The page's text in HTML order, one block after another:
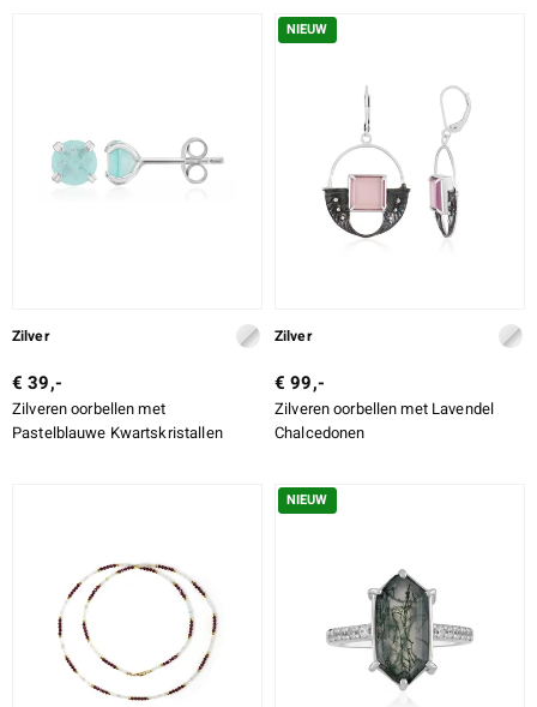
Zilver
€ 39,-
Zilveren oorbellen met
Pastelblauwe Kwartskristallen
NIEUW
Zilver
€ 99,-
Zilveren oorbellen met Lavendel
Chalcedonen
NIEUW